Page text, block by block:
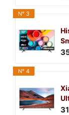
N° 3
N° 4